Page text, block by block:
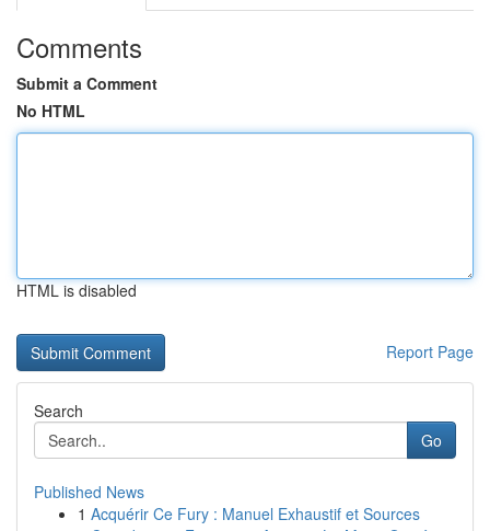
Comments
Submit a Comment
No HTML
HTML is disabled
Report Page
Search
Go
Published News
1 Acquérir Ce Fury : Manuel Exhaustif et Sources